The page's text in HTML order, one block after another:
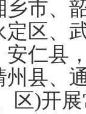
市、
区、
安仁县
县、
区)开